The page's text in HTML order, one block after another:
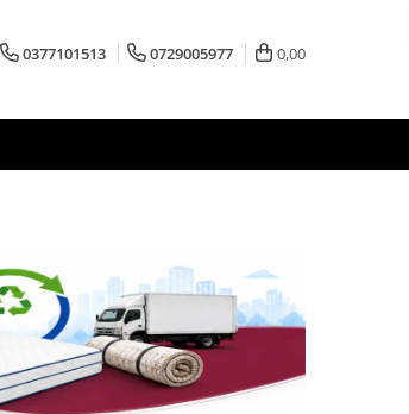
0377101513 0729005977 0,00